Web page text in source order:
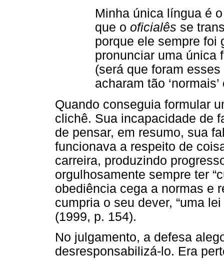
Minha única língua é
que o oficialês se
porque ele sempre foi
pronunciar uma única
(será que foram
acharam tão
Quando conseguia formular
clichê. Sua incapacidade de
de pensar, em resumo, sua
funcionava a respeito de
carreira, produzindo
orgulhosamente sempre ter
obediência cega a normas e
cumpria o seu dever, “uma
(1999, p. 154).
No julgamento, a defesa
desresponsabilizá-lo. Era